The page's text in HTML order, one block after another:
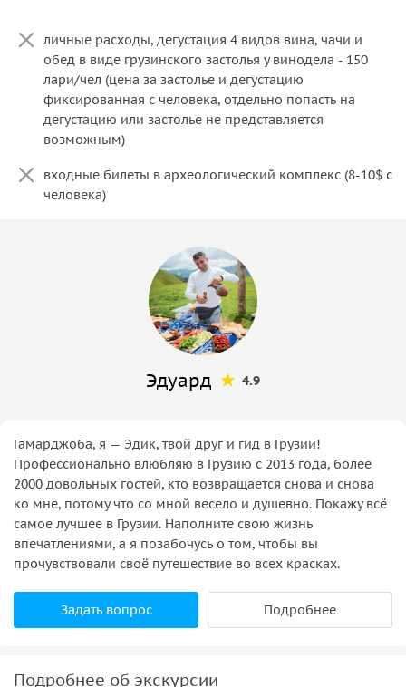
личные расходы, дегустация 4 видов вина, чачи и
обед в виде грузинского застолья у винодела - 150
лари/чел (цена за застолье и дегустацию
фиксированная с человека, отдельно попасть на
дегустацию или застолье не представляется
возможным)
входные билеты в археологический комплекс (8-10$ c
человека)
Эдуард 4.9
Гамарджоба, я — Эдик, твой друг и гид в Грузии!
Профессионально влюбляю в Грузию с 2013 года, более
2000 довольных гостей, кто возвращается снова и снова
ко мне, потому что со мной весело и душевно. Покажу всё
самое лучшее в Грузии. Наполните свою жизнь
впечатлениями, а я позабочусь о том, чтобы вы
прочувствовали своё путешествие во всех красках.
Задать вопрос Подробнее
Подробнее об экскурсии